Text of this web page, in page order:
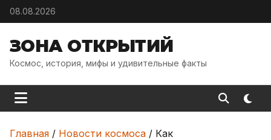
Skip to content
08.08.2026
ЗОНА ОТКРЫТИЙ
Космос, история, мифы и удивительные факты
Главная / Новости космоса / Как